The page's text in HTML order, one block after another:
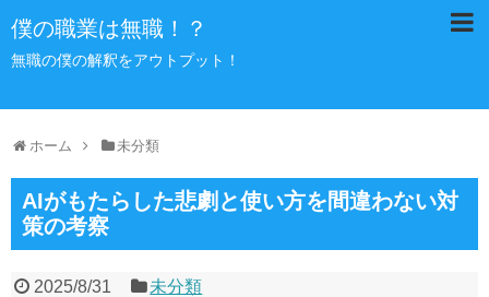
僕の職業は無職！？
無職の僕の解釈をアウトプット！
ホーム 未分類
AIがもたらした悲劇と使い方を間違わない対
策の考察
2025/8/31 未分類